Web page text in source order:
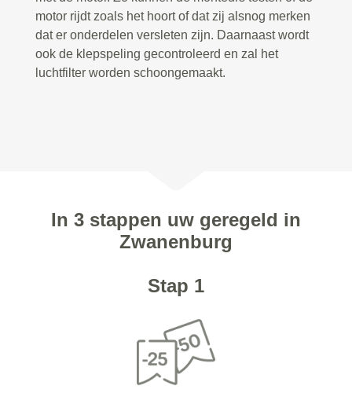
motor rijdt zoals het hoort of dat zij alsnog merken
dat er onderdelen versleten zijn. Daarnaast wordt
ook de klepspeling gecontroleerd en zal het
luchtfilter worden schoongemaakt.
In 3 stappen uw geregeld in
Zwanenburg
Stap 1